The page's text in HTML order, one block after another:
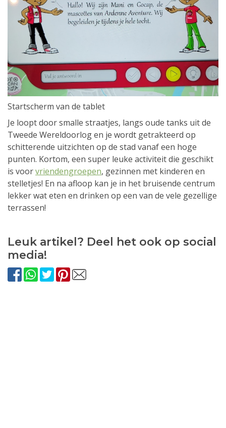
Startscherm van de tablet
Je loopt door smalle straatjes, langs oude tanks uit de
Tweede Wereldoorlog en je wordt getrakteerd op
schitterende uitzichten op de stad vanaf een hoge
punten. Kortom, een super leuke activiteit die geschikt
is voorvriendengroepen, gezinnen met kinderen en
stelletjes! En na afloop kan je in het bruisende centrum
lekker wat eten en drinken op een van de vele gezellige
terrassen!
Leuk artikel? Deel het ook op social
media!